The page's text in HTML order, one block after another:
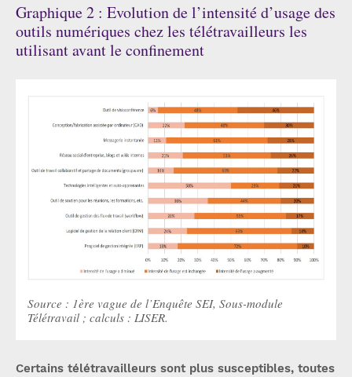
Graphique 2 : Evolution de l’intensité d’usage des
outils numériques chez les télétravailleurs les
utilisant avant le confinement
Source : 1ère vague de l’Enquête SEI, Sous-module
Télétravail ; calculs : LISER.
Certains télétravailleurs sont plus susceptibles, toutes